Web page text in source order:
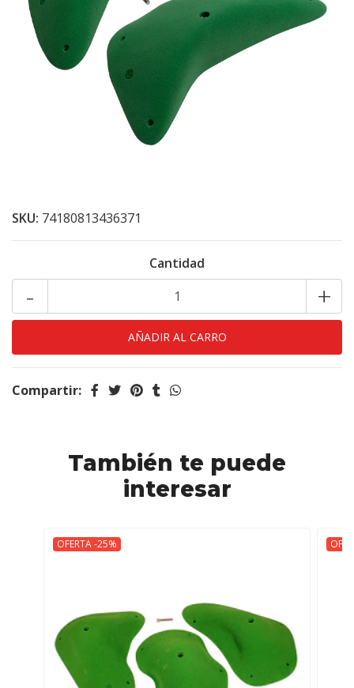
SKU: 74180813436371
Cantidad
+
-
Compartir:
También te puede
interesar
OFERTA -25%